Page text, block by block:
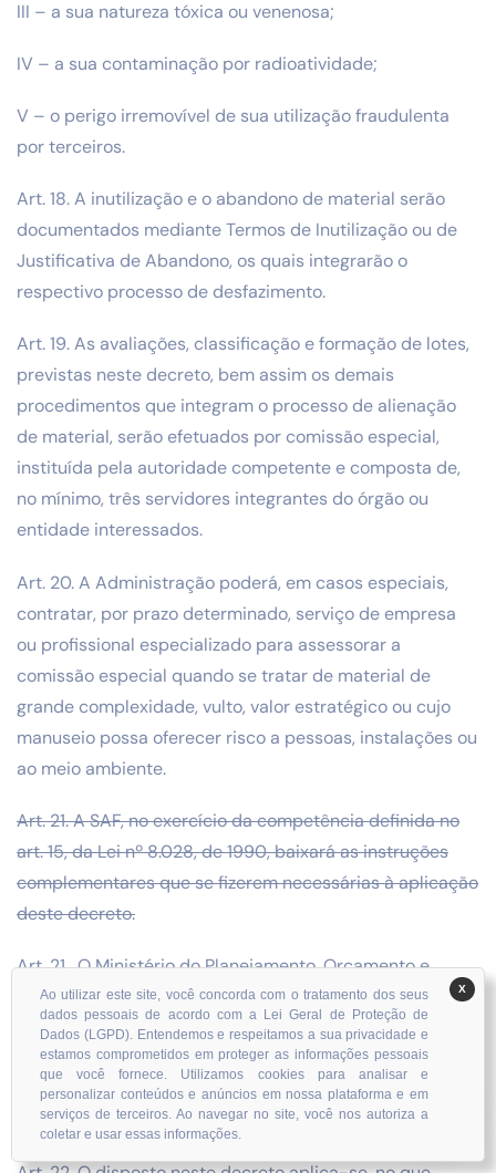
III – a sua natureza tóxica ou venenosa;
IV – a sua contaminação por radioatividade;
V – o perigo irremovível de sua utilização fraudulenta
por terceiros.
Art. 18. A inutilização e o abandono de material serão
documentados mediante Termos de Inutilização ou de
Justificativa de Abandono, os quais integrarão o
respectivo processo de desfazimento.
Art. 19. As avaliações, classificação e formação de lotes,
previstas neste decreto, bem assim os demais
procedimentos que integram o processo de alienação
de material, serão efetuados por comissão especial,
instituída pela autoridade competente e composta de,
no mínimo, três servidores integrantes do órgão ou
entidade interessados.
Art. 20. A Administração poderá, em casos especiais,
contratar, por prazo determinado, serviço de empresa
ou profissional especializado para assessorar a
comissão especial quando se tratar de material de
grande complexidade, vulto, valor estratégico ou cujo
manuseio possa oferecer risco a pessoas, instalações ou
ao meio ambiente.
Art. 21. A SAF, no exercício da competência definida no
art. 15, da Lei nº 8.028, de 1990, baixará as instruções
complementares que se fizerem necessárias à aplicação
deste decreto.
Art. 21. O Ministério do Planejamento, Orçamento e
Gestão, no exercício das suas competências definidas
no inciso XVII do art. 27 da Lei no 10.683, de 28 de maio
de 2003, poderá expedir instruções que se fizerem
necessárias à aplicação deste Decreto. (Redação dada
pelo Decreto nº 6.087, de 2007).
X
Ao utilizar este site, você concorda com o tratamento dos seus
dados pessoais de acordo com a Lei Geral de Proteção de
Dados (LGPD). Entendemos e respeitamos a sua privacidade e
estamos comprometidos em proteger as informações pessoais
que você fornece. Utilizamos cookies para analisar e
personalizar conteúdos e anúncios em nossa plataforma e em
serviços de terceiros. Ao navegar no site, você nos autoriza a
coletar e usar essas informações.